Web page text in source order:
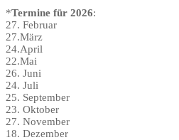
*Termine für 2026:
27. Februar
27.März
24.April
22.Mai
26. Juni
24. Juli
25. September
23. Oktober
27. November
18. Dezember